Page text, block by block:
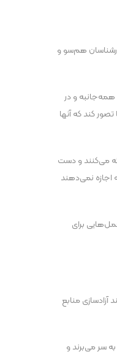
هم‌سو و
همه‌جانبه و در
کند که آنها
می‌کنند و دست
اجازه نمی‌دهند
برای
منابع
سر می‌برند و